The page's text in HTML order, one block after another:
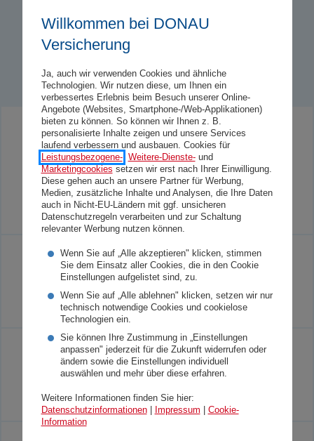
Willkommen bei DONAU
Versicherung
Ja, auch wir verwenden Cookies und ähnliche
Technologien. Wir nutzen diese, um Ihnen ein
verbessertes Erlebnis beim Besuch unserer Online-
Angebote (Websites, Smartphone-/Web-Applikationen)
bieten zu können. So können wir Ihnen z. B.
personalisierte Inhalte zeigen und unsere Services
laufend verbessern und ausbauen. Cookies für
Leistungsbezogene-, Weitere-Dienste-und
Marketingcookies setzen wir erst nach Ihrer Einwilligung.
Diese gehen auch an unsere Partner für Werbung,
Medien, zusätzliche Inhalte und Analysen, die Ihre Daten
auch in Nicht-EU-Ländern mit ggf. unsicheren
Datenschutzregeln verarbeiten und zur Schaltung
relevanter Werbung nutzen können.
Wenn Sie auf „Alle akzeptieren" klicken, stimmen
Sie dem Einsatz aller Cookies, die in den Cookie
Einstellungen aufgelistet sind, zu.
Wenn Sie auf „Alle ablehnen" klicken, setzen wir nur
technisch notwendige Cookies und cookielose
Technologien ein.
Sie können Ihre Zustimmung in „Einstellungen
anpassen" jederzeit für die Zukunft widerrufen oder
ändern sowie die Einstellungen individuell
auswählen und mehr über diese erfahren.
Weitere Informationen finden Sie hier:
Datenschutzinformationen| Impressum
Cookie-
Information
Medienkontakt
Hier finden Sie unseren Medienkontakt sowie die
Anmeldung zu unserem Presseverteiler.
Startseite Presse Medienkontakt
Team DONAU Burgenland
Startseite Team DONAU Burgenland
Team DONAU Kärnten
Startseite Team DONAU Kärnten